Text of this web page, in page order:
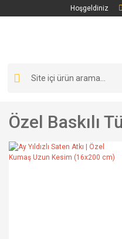
Hoşgeldiniz
Özel Baskılı